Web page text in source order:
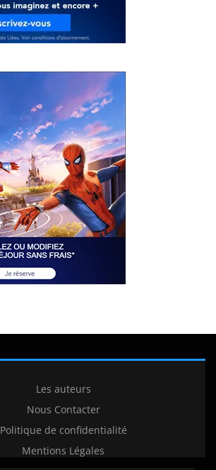
Les auteurs
Nous Contacter
Politique de confidentialité
Mentions Légales